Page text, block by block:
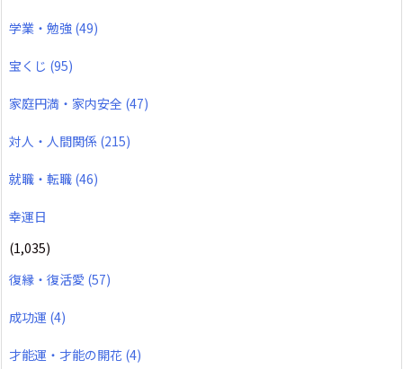
学業・勉強 (49)
宝くじ (95)
家庭円満・家内安全 (47)
対人・人間関係 (215)
就職・転職 (46)
幸運日
(1,035)
復縁・復活愛 (57)
成功運 (4)
才能運・才能の開花 (4)